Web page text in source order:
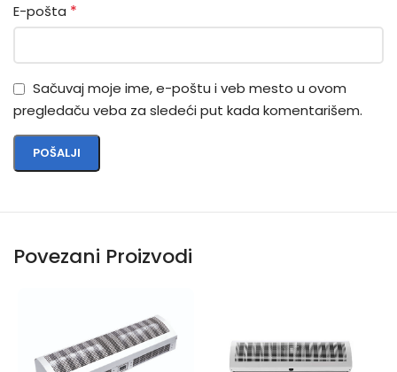
E-pošta *
Sačuvaj moje ime, e-poštu i veb mesto u ovom
pregledaču veba za sledeći put kada komentarišem.
Povezani Proizvodi